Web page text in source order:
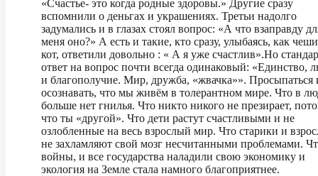
«Счастье- это когда родные здоровы.» Другие сразу
вспомнили о деньгах и украшениях. Третьи надолго
задумались и в глазах стоял вопрос: «А что взаправду
меня оно?» А есть и такие, кто сразу, улыбаясь, как
кот, ответили довольно : « А я уже счастлив».Но
ответ на вопрос почти всегда одинаковый: «Единство,
и благополучие. Мир, дружба, «жвачка»». Просыпаться
осознавать, что мы живём в толерантном мире. Что в
больше нет гнилья. Что никто никого не презирает,
что ты «другой». Что дети растут счастливыми и не
озлобленные на весь взрослый мир. Что старики и
не захламляют свой мозг несчитанными проблемами.
войны, и все государства наладили свою экономику и
экология на Земле стала намного благоприятнее.